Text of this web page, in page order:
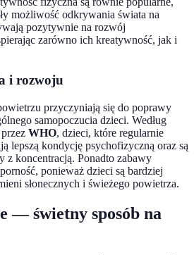
możliwość odkrywania świata na
pozytywnie na rozwój
zarówno ich kreatywność, jak i
i rozwoju
przyczyniają się do poprawy
samopoczucia dzieci. Według
WHO, dzieci, które regularnie
lepszą kondycję psychofizyczną oraz są
z koncentracją. Ponadto zabawy
ponieważ dzieci są bardziej
słonecznych i świeżego powietrza.
— świetny sposób na